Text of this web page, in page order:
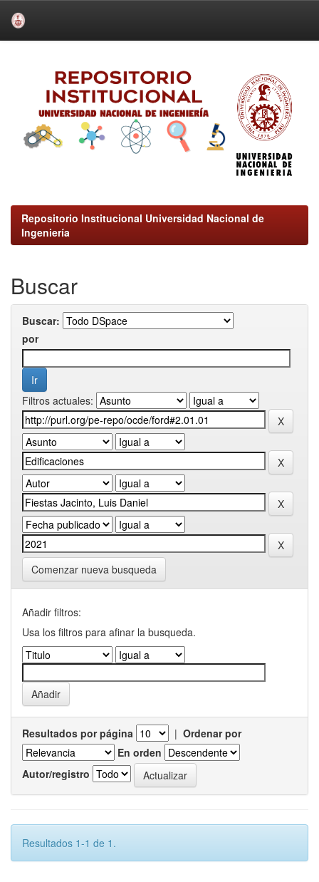
Repositorio Institucional Universidad Nacional de
Ingeniería
Buscar
Buscar:
por
Filtros actuales:
Comenzar nueva busqueda
Añadir filtros:
Usa los filtros para afinar la busqueda.
Resultados por página | Ordenar por
En orden
Autor/registro
Resultados 1-1 de 1.